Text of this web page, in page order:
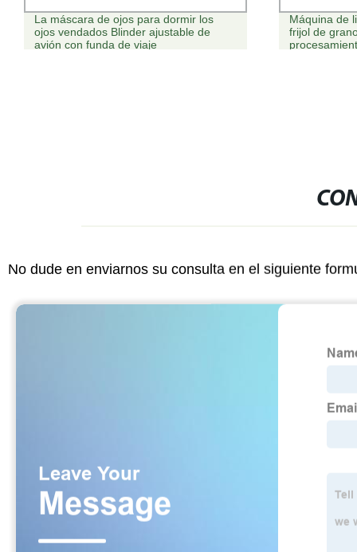
Máquina de limpieza de semillas de
frijol de grano de la máquina de
procesamiento de la rejilla de aire
Online
Care Pink
Beauty
No dude en enviarnos su consulta en el siguiente